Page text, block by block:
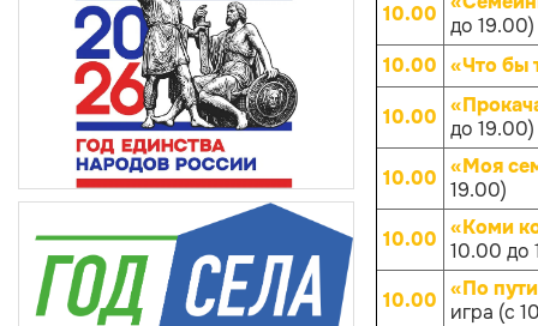
10.00 до 19.00)
10.00 «Что бы
10.00 до 19.00)
10.00 «Моя
19.00)
10.00 «Коми
10.00 до
10.00 «По
игра (с